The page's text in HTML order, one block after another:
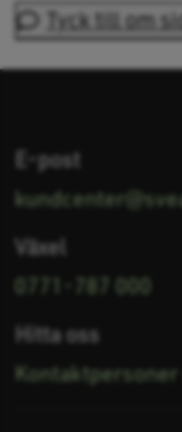
Tyck till om
E-post
Växel
0771-787 000
Hitta oss